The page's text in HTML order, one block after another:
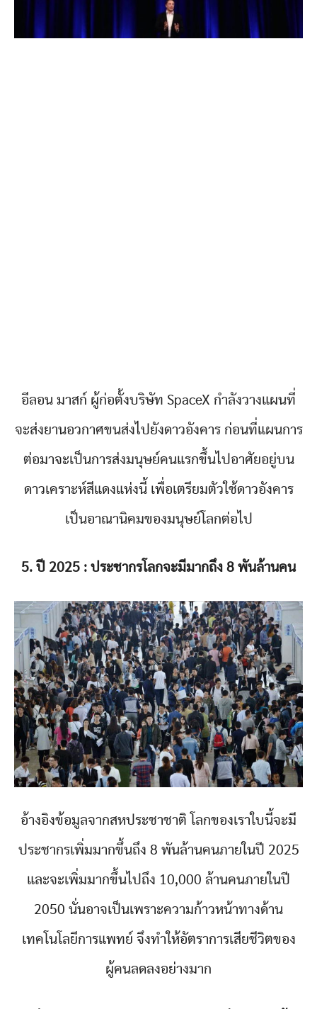
อีลอน มาสก์ ผู้ก่อตั้งบริษัท SpaceX กำลังวางแผนที่
จะส่งยานอวกาศขนส่งไปยังดาวอังคาร ก่อนที่แผนการ
ต่อมาจะเป็นการส่งมนุษย์คนแรกขึ้นไปอาศัยอยู่บน
ดาวเคราะห์สีแดงแห่งนี้ เพื่อเตรียมตัวใช้ดาวอังคาร
เป็นอาณานิคมของมนุษย์โลกต่อไป
5. ปี 2025 : ประชากรโลกจะมีมากถึง 8 พันล้านคน
อ้างอิงข้อมูลจากสหประชาชาติ โลกของเราใบนี้จะมี
ประชากรเพิ่มมากขึ้นถึง 8 พันล้านคนภายในปี 2025
และจะเพิ่มมากขึ้นไปถึง 10,000 ล้านคนภายในปี
2050 นั่นอาจเป็นเพราะความก้าวหน้าทางด้าน
เทคโนโลยีการแพทย์ จึงทำให้อัตราการเสียชีวิตของ
ผู้คนลดลงอย่างมาก